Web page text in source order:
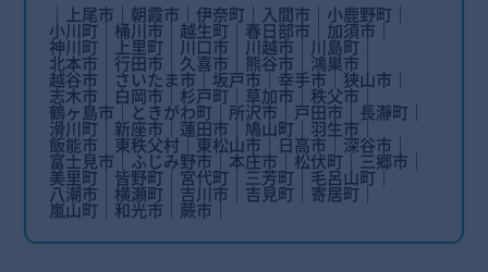
上尾市 朝霞市 伊奈町 入間市 小鹿野町
小川町 桶川市 越生町 春日部市 加須市
神川町 上里町 川口市 川越市 川島町
北本市 行田市 久喜市 熊谷市 鴻巣市
越谷市 さいたま市 坂戸市 幸手市 狭山市
志木市 白岡市 杉戸町 草加市 秩父市
鶴ヶ島市 ときがわ町 所沢市 戸田市 長瀞町
滑川町 新座市 蓮田市 鳩山町 羽生市
飯能市 東秩父村 東松山市 日高市 深谷市
富士見市 ふじみ野市 本庄市 松伏町 三郷市
美里町 皆野町 宮代町 三芳町 毛呂山町
八潮市 横瀬町 吉川市 吉見町 寄居町
嵐山町 和光市 蕨市